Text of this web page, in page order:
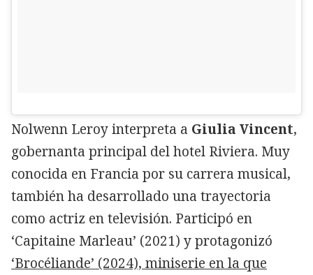
Nolwenn Leroy interpreta a Giulia Vincent,
gobernanta principal del hotel Riviera. Muy
conocida en Francia por su carrera musical,
también ha desarrollado una trayectoria
como actriz en televisión. Participó en
‘Capitaine Marleau’ (2021) y protagonizó
‘Brocéliande’ (2024), miniserie en la que